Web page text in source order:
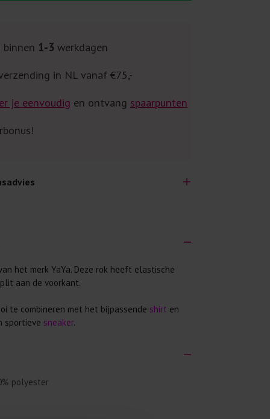
binnen 1-3werkdagen
in NL vanaf €75,-
je eenvoudig en ontvang spaarpunten
lang plezier hebben van je nieuwe kleding.
wij een aantal algemene was-tips:
even het was-etiket.
buiten. Dat beschermt de
wasmiddel. Per kledingstuk is een drupje
mogelijk. Op 20 of 30 graden wassen is vaak
het merk YaYa. Deze rok heeft elastische
aan de voorkant.
te combineren met het bijpassende shirt en
sportieve sneaker.
polyester